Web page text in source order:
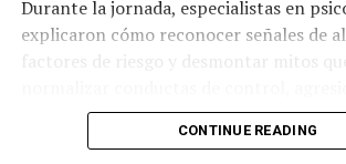
Durante la jornada, especialistas en
explicaron cómo reconocer señales de
factores de riesgo y desmontar mitos
dentro de las relaciones afectivas de las
Además, se destacó la importancia de
CONTINUE READING